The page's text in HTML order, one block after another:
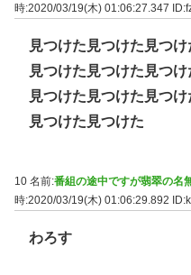
時:2020/03/19(木) 01:06:27.347
見つけた見つけた見つ
見つけた見つけた見つ
見つけた見つけた見つ
見つけた見つけた
10 名前:番組の途中ですが翡翠の名
時:2020/03/19(木) 01:06:29.892
わろす